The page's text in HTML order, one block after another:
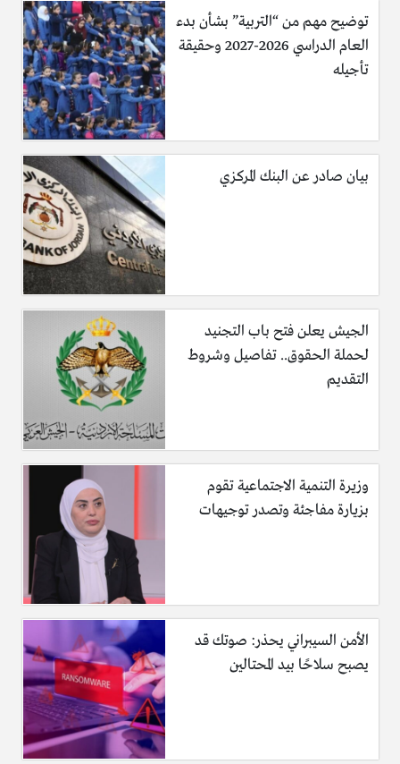
سوق العمل الامريكي، وتكون صداقات جيدة، وتوفر
مسلتزمات حياتك المعيشية.
الحصول على عمل في امريكا
بعد الوصول سواء كــ مهاجر أو
لاجئ تم توطينه،قد يكون صعباً بعض الشيئ، خصوصاً إذا
كانت لغتك الانجليزية مقبولة، أما في حال كانت لغتك جيدة
فسوف تكون فرصة حصولك على عمل في امريكا أفضل،
لذلك ننصح من تكون اللغة الانجليزية ضعيفة، حتى لو كان
الاجر ضعيف بعض الشيئ، لأن هذا النوع من العمل سوف
حاول تكون صداقات جيدة في امريكا، لانها من المؤكد أنها
سوف تساعدك في التأقلم مع المجتمع الامريكي.
توضيح مهم من “التربية” بشأن بدء
العام الدراسي 2026-2027 وحقيقة
تأجيله
بيان صادر عن البنك المركزي
الجيش يعلن فتح باب التجنيد
لحملة الحقوق.. تفاصيل وشروط
التقديم
وزيرة التنمية الاجتماعية تقوم
بزيارة مفاجئة وتصدر توجيهات
الأمن السيبراني يحذر: صوتك قد
يصبح سلاحًا بيد المحتالين